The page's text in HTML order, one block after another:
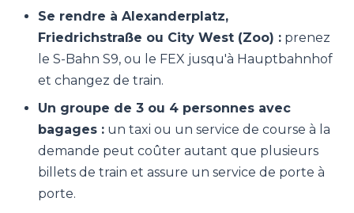
Se rendre à Alexanderplatz,
Friedrichstraße ou City West (Zoo) : prenez
le S-Bahn S9, ou le FEX jusqu'à Hauptbahnhof
et changez de train.
Un groupe de 3 ou 4 personnes avec
bagages : un taxi ou un service de course à la
demande peut coûter autant que plusieurs
billets de train et assure un service de porte à
porte.